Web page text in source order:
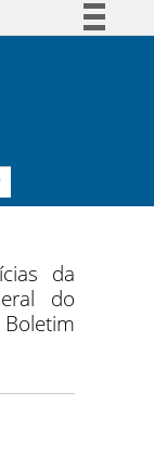
da
do